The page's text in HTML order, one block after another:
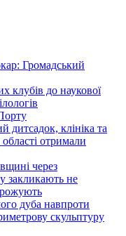
Громадський
клубів до наукової
дитсадок, клініка та
отримали
через
закликають не
дуба навпроти
скульптуру